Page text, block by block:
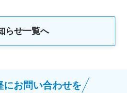
らせ一覧へ
にお問い合わせを